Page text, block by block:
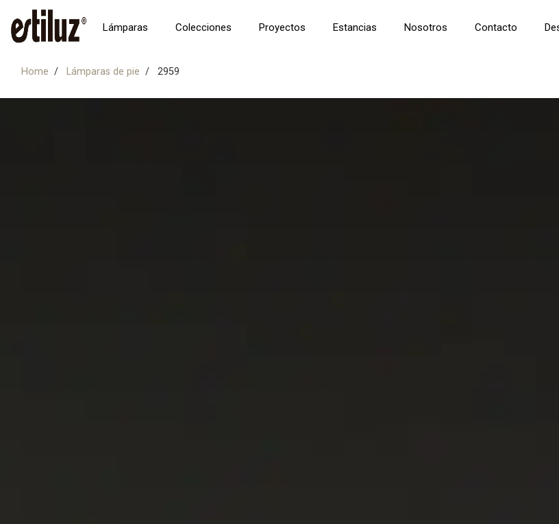
Lámparas Colecciones Proyectos Estancias Nosotros Contacto
Home Lámparas de pie 2959